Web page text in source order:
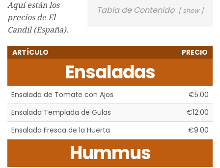
Tabla de Contenido show
Aquí están los
precios de El
Candil (España).
ARTÍCULO PRECIO
Ensaladas
Ensalada de Tomate con Ajos
€5.00
Ensalada Templada de Gulas
€12.00
Ensalada Fresca de la Huerta
€9.00
Hummus